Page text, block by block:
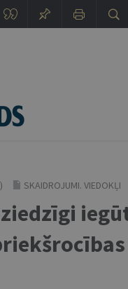
SKAIDROJUMI. VIEDOKĻI